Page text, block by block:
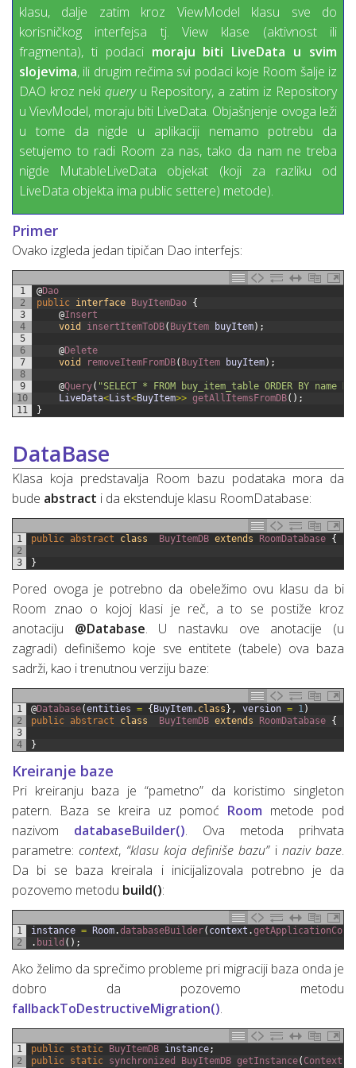
klasu, dalje zatim kroz ViewModel klasu sve do
korisničkog interfejsa tj. View klase (aktivnost ili
fragmenta), ti podaci moraju biti LiveData u svim
slojevima, ili drugim rečima svi podaci koje Room šalje iz
DAO kroz neki queryu Repository, a zatim iz Repository
u VievModel, moraju biti LiveData. Objašnjenje ovoga leži
u tome da nigde u aplikaciji nemamo potrebu da
setujemo to radi Room za nas, tako da nam ne treba
nigde MutableLiveData objekat (koji za razliku od
LiveData objekta ima public settere) metode).
Primer
Ovako izgleda jedan tipičan Dao interfejs:
1
2
3
4
5
6
7
8
9
10
11
@Dao
public interface BuyItemDao {
@Insert
void
insertItemToDB( BuyItem buyItem) ;
@Delete
void
removeItemFromDB( BuyItem buyItem) ;
@Query( "SELECT * FROM buy_item_table ORDER BY name
LiveData<List<BuyItem>> getAllItemsFromDB( ) ;
}
DataBase
Klasa koja predstavalja Room bazu podataka mora da
bude abstract i da ekstenduje klasu RoomDatabase:
1
2
3
public abstract class BuyItemDB extends RoomDatabase {
}
Pored ovoga je potrebno da obeležimo ovu klasu da bi
Room znao o kojoj klasi je reč, a to se postiže kroz
anotaciju @Database. U nastavku ove anotacije (u
zagradi) definišemo koje sve entitete (tabele) ova baza
sadrži, kao i trenutnou verziju baze:
1
2
3
4
@Database(entities = {BuyItem. class} , version = 1 )
public abstract class BuyItemDB extends RoomDatabase {
}
Kreiranje baze
Pri kreiranju baza je “pametno” da koristimo singleton
patern. Baza se kreira uz pomoć Room metode pod
nazivom databaseBuilder(). Ova metoda prihvata
parametre:context, “klasu koja definiše bazu”i naziv baze.
Da bi se baza kreirala i inicijalizovala potrebno je da
pozovemo metodu build():
1
2
instance = Room.databaseBuilder( context .
. build ( ) ;
Ako želimo da sprečimo probleme pri migraciji baza onda je
dobro da pozovemo metodu
fallbackToDestructiveMigration().
1
2
public static BuyItemDB instance;
public static synchronized BuyItemDB getInstance( Context